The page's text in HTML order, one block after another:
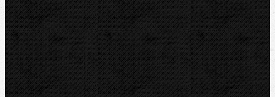
Jádrové vrtáky
Příslušenství
Drážkování do zdiva a betonu
Magnetické vrtačky
Nástroje s válcovou stopkou